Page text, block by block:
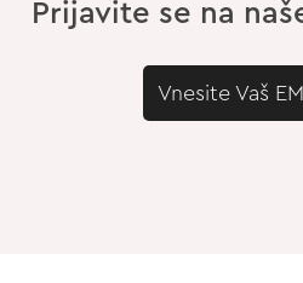
Prijavite se na
Vnesite Vaš